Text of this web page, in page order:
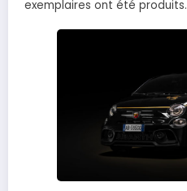
exemplaires ont été produits.